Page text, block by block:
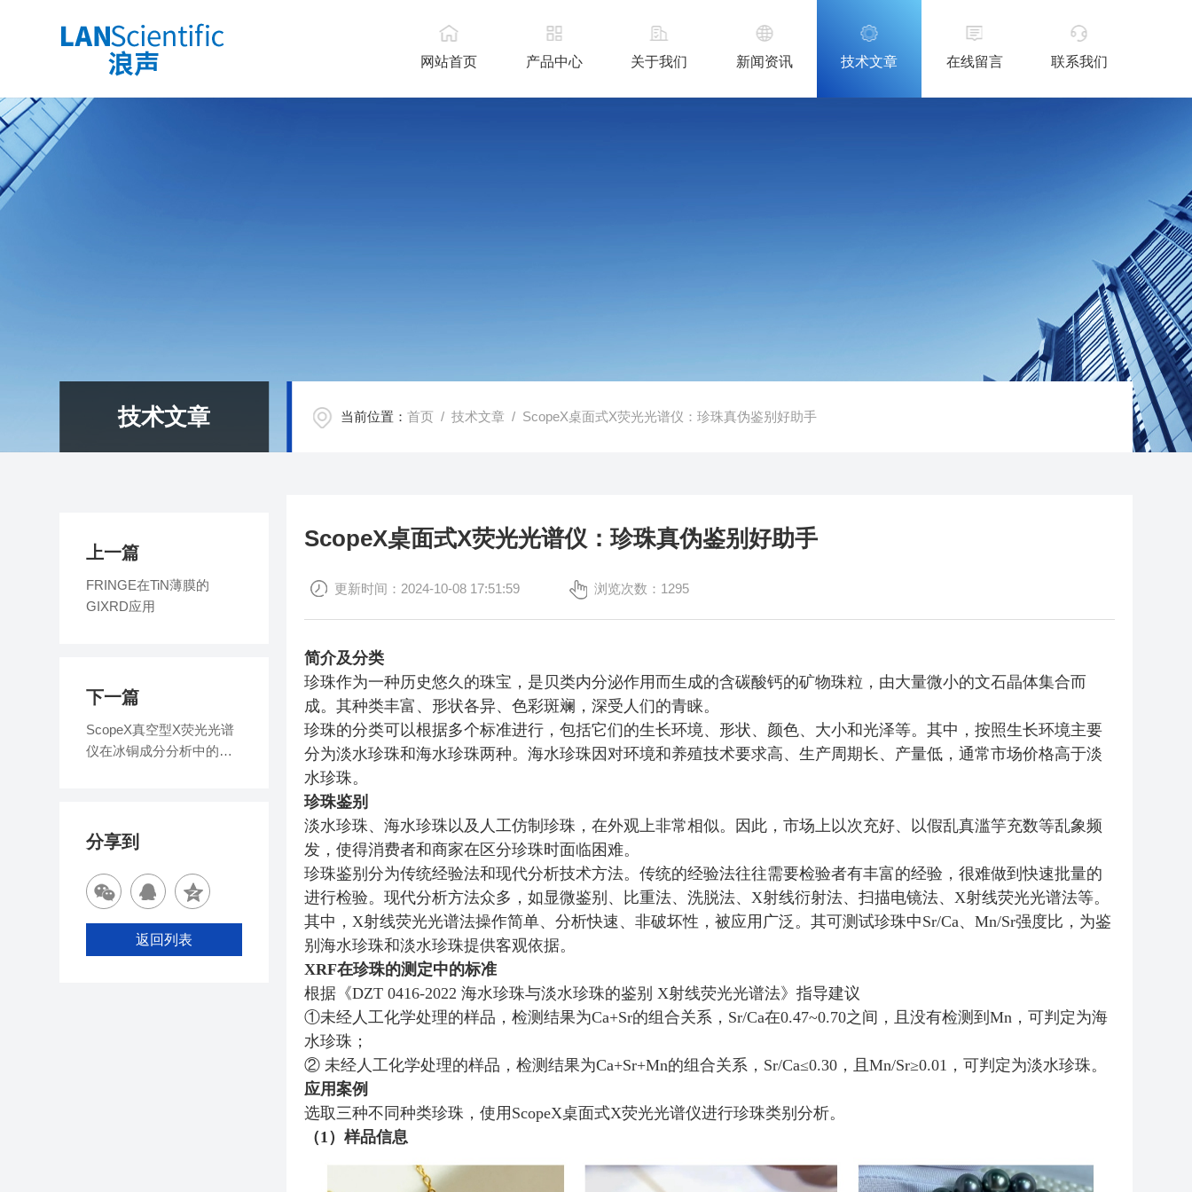
网站首页 产品中心 关于我们 新闻资讯 技术文章 在线留言 联系我们
技术文章 当前位置：首页 /技术文章 / ScopeX桌面式X荧光光谱仪：珍珠真伪鉴别好助手
ScopeX桌面式X荧光光谱仪：珍珠真伪鉴别好助手
更新时间：2024-10-08 17:51:59 浏览次数：1295
简介及分类
珍珠作为一种历史悠久的珠宝，是贝类内分泌作用而生成的含碳酸钙的矿物珠粒，由大量微小的文石晶体集合而
成。其种类丰富、形状各异、色彩斑斓，深受人们的青睐。
珍珠的分类可以根据多个标准进行，包括它们的生长环境、形状、颜色、大小和光泽等。其中，按照生长环境主要
分为淡水珍珠和海水珍珠两种。海水珍珠因对环境和养殖技术要求高、生产周期长、产量低，通常市场价格高于淡
水珍珠。
珍珠鉴别
淡水珍珠、海水珍珠以及人工仿制珍珠，在外观上非常相似。因此，市场上以次充好、以假乱真滥竽充数等乱象频
发，使得消费者和商家在区分珍珠时面临困难。
珍珠鉴别分为传统经验法和现代分析技术方法。传统的经验法往往需要检验者有丰富的经验，很难做到快速批量的
进行检验。现代分析方法众多，如显微鉴别、比重法、洗脱法、X射线衍射法、扫描电镜法、X射线荧光光谱法等。
其中，X射线荧光光谱法操作简单、分析快速、非破坏性，被应用广泛。其可测试珍珠中Sr/Ca、Mn/Sr强度比，为鉴
别海水珍珠和淡水珍珠提供客观依据。
XRF在珍珠的测定中的标准
根据《DZT 0416-2022 海水珍珠与淡水珍珠的鉴别 X射线荧光光谱法》指导建议
①未经人工化学处理的样品，检测结果为Ca+Sr的组合关系，Sr/Ca在0.47~0.70之间，且没有检测到Mn，可判定为海
水珍珠；
② 未经人工化学处理的样品，检测结果为Ca+Sr+Mn的组合关系，Sr/Ca≤0.30，且Mn/Sr≥0.01，可判定为淡水珍珠。
应用案例
选取三种不同种类珍珠，使用ScopeX桌面式X荧光光谱仪进行珍珠类别分析。
（1）样品信息
上一篇
FRINGE在TiN薄膜的
GIXRD应用
下一篇
ScopeX真空型X荧光光谱
仪在冰铜成分分析中的应
分享到
返回列表